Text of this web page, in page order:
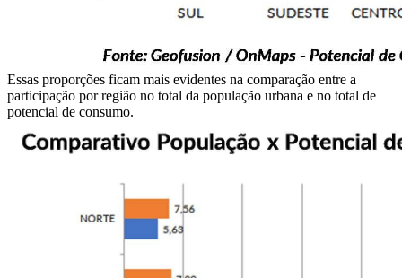
Essas proporções ficam mais evidentes na comparação entre a
participação por região no total da população urbana e no total de
potencial de consumo.